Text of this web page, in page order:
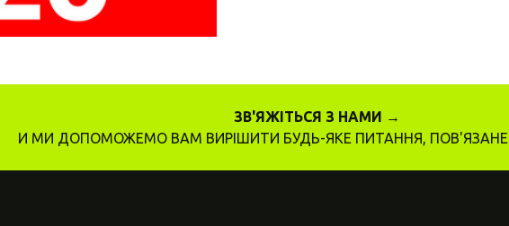
ЗВ'ЯЖІТЬСЯ З НАМИ →
И МИ ДОПОМОЖЕМО ВАМ ВИРІШИТИ БУДЬ-ЯКЕ ПИТАННЯ,